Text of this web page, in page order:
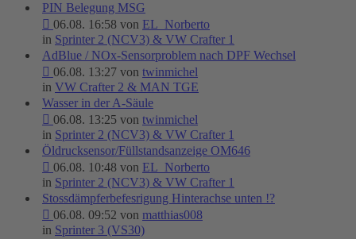
PIN Belegung MSG
06.08. 16:58 von EL_Norberto
in Sprinter 2 (NCV3) & VW Crafter 1
AdBlue / NOx-Sensorproblem nach DPF Wechsel
06.08. 13:27 von twinmichel
in VW Crafter 2 & MAN TGE
Wasser in der A-Säule
06.08. 13:25 von twinmichel
in Sprinter 2 (NCV3) & VW Crafter 1
Öldrucksensor/Füllstandsanzeige OM646
06.08. 10:48 von EL_Norberto
in Sprinter 2 (NCV3) & VW Crafter 1
Stossdämpferbefesrigung Hinterachse unten !?
06.08. 09:52 von matthias008
in Sprinter 3 (VS30)